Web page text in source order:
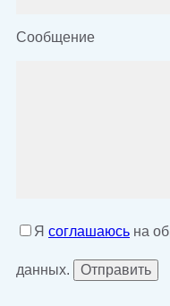
Сообщение
Я соглашаюсь на
данных.